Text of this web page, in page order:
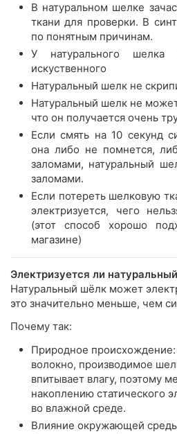
В натуральном шелке
ткани для проверки. В
по понятным причинам.
У натурального
искуственного
Натуральный шелк не
Натуральный шелк не
что он получается очень
Если смять на 10 секунд
она либо не помнется,
заломами, натуральный
заломами.
Если потереть шелковую
электризуется, чего
(этот способ хорошо
магазине)
Электризуется ли
Натуральный шёлк может
это значительно меньше, чем
Почему так:
Природное
волокно, производимое
впитывает влагу, поэтому
накоплению статического
во влажной среде.
Влияние окружающей